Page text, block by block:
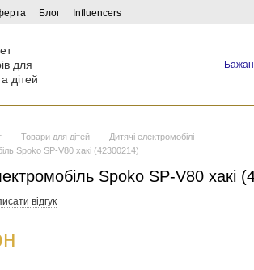
Блог Influencers
Товари для дітей
Дитячі електромобілі
Spoko SP-V80 хакі (42300214)
Spoko SP-V80 хакі
відгук